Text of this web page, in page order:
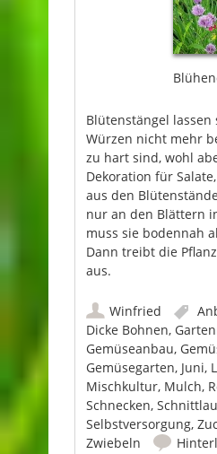
Blütenstängel lassen
Würzen nicht mehr
zu hart sind, wohl
Dekoration für
aus den
nur an den Blättern
muss sie bodennah
Dann treibt die
aus.
Winfried
Dicke Bohnen,
Gemüseanbau,
Gemüsegarten, Juni,
Mischkultur, Mulch,
Schnecken,
Selbstversorgung,
Zwiebeln